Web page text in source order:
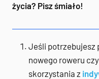
życia? Pisz śmiało!
Jeśli potrzebujesz
nowego roweru
skorzystania z